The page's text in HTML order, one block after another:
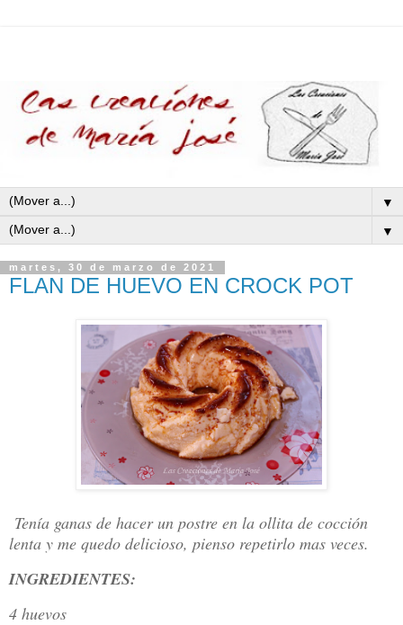
▼
▼
martes, 30 de marzo de 2021
FLAN DE HUEVO EN CROCK POT
Tenía ganas de hacer un postre en la ollita de cocción
lenta y me quedo delicioso, pienso repetirlo mas veces.
INGREDIENTES:
4 huevos